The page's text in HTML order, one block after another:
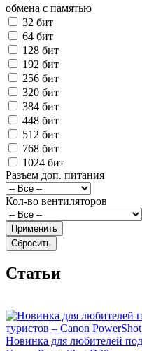
обмена с памятью
32 бит
64 бит
128 бит
192 бит
256 бит
320 бит
384 бит
448 бит
512 бит
768 бит
1024 бит
Разъем доп. питания
Кол-во вентиляторов
Cтатьи
Новинка для любителей